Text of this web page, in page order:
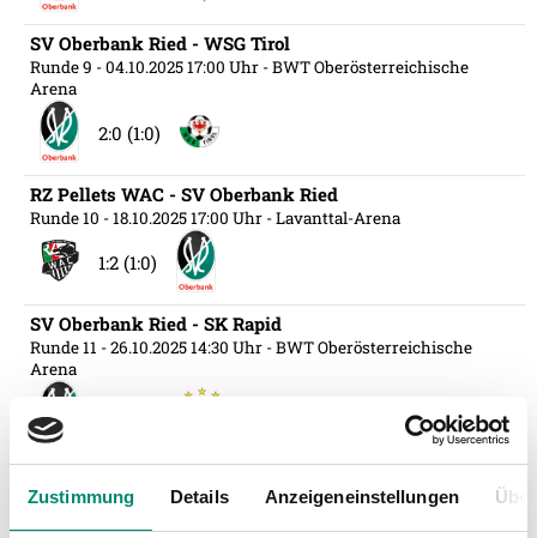
Zustimmung Details Anzeigeneinstellungen
SV Oberbank Ried - WSG Tirol
Runde 9 - 04.10.2025 17:00 Uhr - BWT Oberösterreichische
Arena
2:0 (1:0)
RZ Pellets WAC - SV Oberbank Ried
Runde 10 - 18.10.2025 17:00 Uhr - Lavanttal-Arena
1:2 (1:0)
SV Oberbank Ried - SK Rapid
Runde 11 - 26.10.2025 14:30 Uhr - BWT Oberösterreichische
Arena
Runde 3. Runde ÖFB-Cup- 29.10.2025 19:00 Uhr- ImmoAgentur